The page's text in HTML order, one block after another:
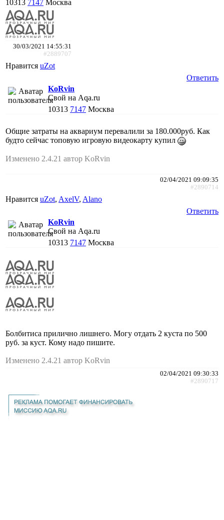
10313 7147 Москва
30/03/2021 14:55:31
#2889707
Нравится uZot
Ответить
KoRvin
Свой на Aqa.ru
10313 7147 Москва
Общие затраты на аквариум перевалили за 180.000руб. Как
будто сейчас топовую игровую видеокарту купил
Изменено 2.4.21 автор KoRvin
02/04/2021 09:09:35
#2890714
Нравится uZot, AxelV, Alano
Ответить
KoRvin
Свой на Aqa.ru
10313 7147 Москва
Болбитиса прилично лишнего. Могу отдать 2 куста по 500
руб. за куст. Кому надо пишите.
Изменено 2.4.21 автор KoRvin
02/04/2021 09:30:33
#2890717